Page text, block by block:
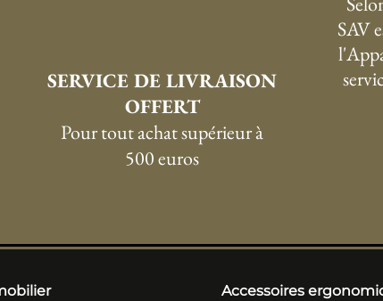
SERVICE DE LIVRAISON
OFFERT
Pour tout achat supérieur à
500 euros
SAV
Accessoires